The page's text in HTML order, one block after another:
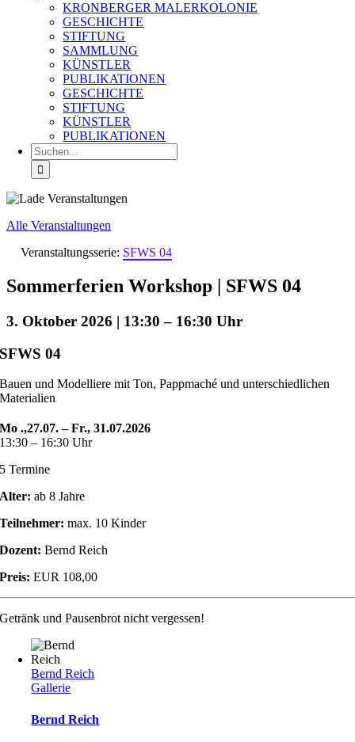
KRONBERGER MALERKOLONIE
GESCHICHTE
STIFTUNG
SAMMLUNG
KÜNSTLER
PUBLIKATIONEN
GESCHICHTE
STIFTUNG
KÜNSTLER
PUBLIKATIONEN
Suche
nach:
Alle Veranstaltungen
Veranstaltungsserie: SFWS 04
Sommerferien Workshop | SFWS 04
3. Oktober 2026 | 13:30 – 16:30
SFWS 04
Bauen und Modelliere mit Ton, Pappmaché und unterschiedlichen
Materialien
Mo .,27.07. – Fr., 31.07.2026
13:30 – 16:30 Uhr
5 Termine
Alter: ab 8 Jahre
Teilnehmer: max. 10 Kinder
Dozent: Bernd Reich
Preis: EUR 108,00
Getränk und Pausenbrot nicht vergessen!
Bernd Reich
Gallerie
Bernd Reich